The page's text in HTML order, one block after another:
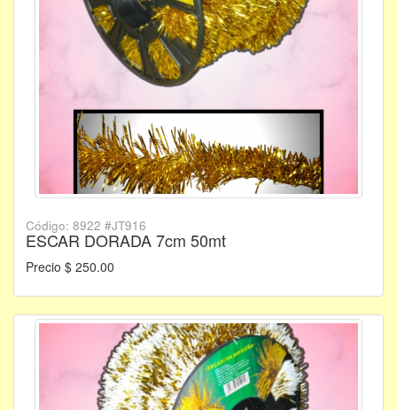
Código: 8922 #JT916
ESCAR DORADA 7cm 50mt
Precio $ 250.00